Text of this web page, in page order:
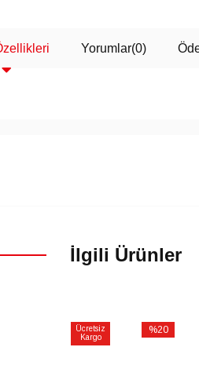
Yorumlar(0)
İlgili Ürünler
Ücretsiz
Kargo
%20